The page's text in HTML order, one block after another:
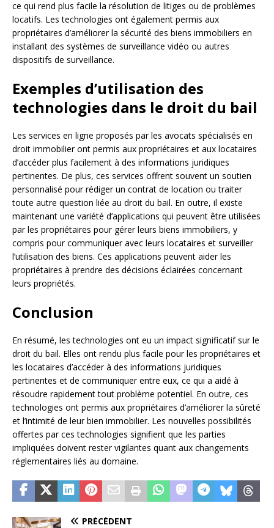
ce qui rend plus facile la résolution de litiges ou de problèmes
locatifs. Les technologies ont également permis aux
propriétaires d’améliorer la sécurité des biens immobiliers en
installant des systèmes de surveillance vidéo ou autres
dispositifs de surveillance.
Exemples d’utilisation des
technologies dans le droit du bail
Les services en ligne proposés par les avocats spécialisés en
droit immobilier ont permis aux propriétaires et aux locataires
d’accéder plus facilement à des informations juridiques
pertinentes. De plus, ces services offrent souvent un soutien
personnalisé pour rédiger un contrat de location ou traiter
toute autre question liée au droit du bail. En outre, il existe
maintenant une variété d’applications qui peuvent être utilisées
par les propriétaires pour gérer leurs biens immobiliers, y
compris pour communiquer avec leurs locataires et surveiller
l’utilisation des biens. Ces applications peuvent aider les
propriétaires à prendre des décisions éclairées concernant
leurs propriétés.
Conclusion
En résumé, les technologies ont eu un impact significatif sur le
droit du bail. Elles ont rendu plus facile pour les propriétaires et
les locataires d’accéder à des informations juridiques
pertinentes et de communiquer entre eux, ce qui a aidé à
résoudre rapidement tout problème potentiel. En outre, ces
technologies ont permis aux propriétaires d’améliorer la sûreté
et l’intimité de leur bien immobilier. Les nouvelles possibilités
offertes par ces technologies signifient que les parties
impliquées doivent rester vigilantes quant aux changements
réglementaires liés au domaine.
PRÉCÉDENT